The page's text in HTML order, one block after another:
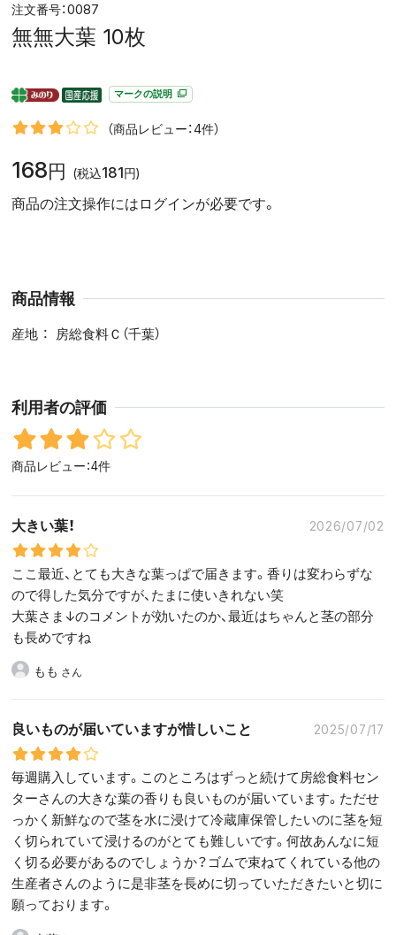
0087
無無大葉 10枚
マークの説明
（商品レビュー：4件）
168円 (税込181円)
商品の注文操作にはログインが必要です。
商品情報
産地 房総食料Ｃ（千葉）
利用者の評価
商品レビュー：4件
大きい葉！ 2026/07/02
ここ最近、とても大きな葉っぱで届きます。香りは変わらずな
ので得した気分ですが、たまに使いきれない笑
大葉さま↓のコメントが効いたのか、最近はちゃんと茎の部分
も長めですね
もも
良いものが届いていますが惜しいこと 2025/07/17
毎週購入しています。このところはずっと続けて房総食料セン
ターさんの大きな葉の香りも良いものが届いています。ただせ
っかく新鮮なので茎を水に浸けて冷蔵庫保管したいのに茎を短
く切られていて浸けるのがとても難しいです。何故あんなに短
く切る必要があるのでしょうか？ゴムで束ねてくれている他の
生産者さんのように是非茎を長めに切っていただきたいと切に
願っております。